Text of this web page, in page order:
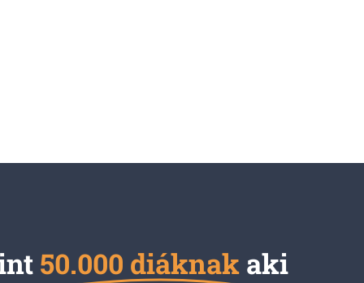
50.000 diáknak aki